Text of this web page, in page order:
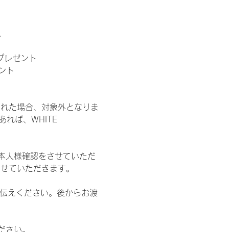
レゼント
ト
た場合、対象外となりま
れば、WHITE
人様確認をさせていただ
ていただきます。
えください。後からお渡
い。